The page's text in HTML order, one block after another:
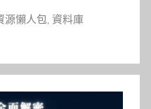
源懶人包, 資料庫